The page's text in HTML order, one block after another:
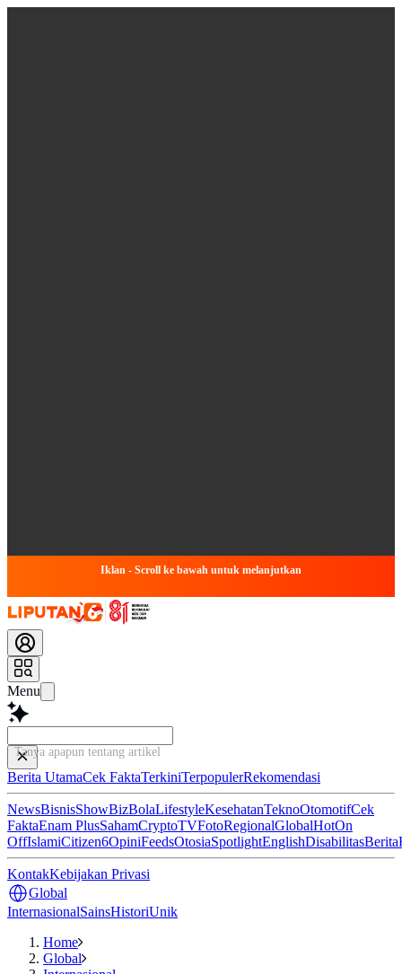
Iklan - Scroll ke bawah untuk melanjutkan
Menu
Tanya apapun tentang artikel ini...
Berita UtamaCek FaktaTerkiniTerpopulerRekomendasi
NewsBisnisShowBizBolaLifestyleKesehatanTeknoOtomotifCek
FaktaEnam PlusSahamCryptoTVFotoRegionalGlobalHotOn
OffIslamiCitizen6OpiniFeedsOtosiaSpotlightEnglishDisabilitasBerita
KontakKebijakan Privasi
Global
InternasionalSainsHistoriUnik
Home
Global